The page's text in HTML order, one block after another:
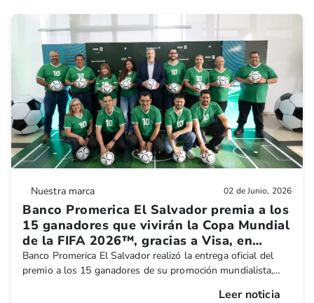
Nuestra marca 02 de Junio, 2026
Banco Promerica El Salvador premia a los
15 ganadores que vivirán la Copa Mundial
de la FIFA 2026™, gracias a Visa, en
Dallas, Texas.
Banco Promerica El Salvador realizó la entrega oficial del
premio a los 15 ganadores de su promoción mundialista,
única en la Copa Mundial de la FIFA 2026™, gracias a Visa.
Leer noticia